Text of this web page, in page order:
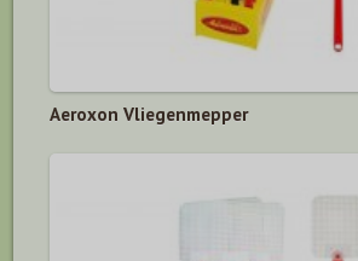
Aeroxon Vliegenmepper